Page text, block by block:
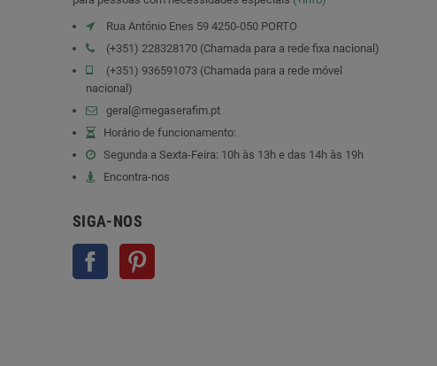
Rua António Enes 59 4250-050 PORTO
(+351) 228328170 (Chamada para a rede fixa nacional)
(+351) 936591073 (Chamada para a rede móvel
nacional)
geral@megaserafim.pt
Horário de funcionamento:
Segunda a Sexta-Feira: 10h às 13h e das 14h às 19h
Encontra-nos
SIGA-NOS
Facebook